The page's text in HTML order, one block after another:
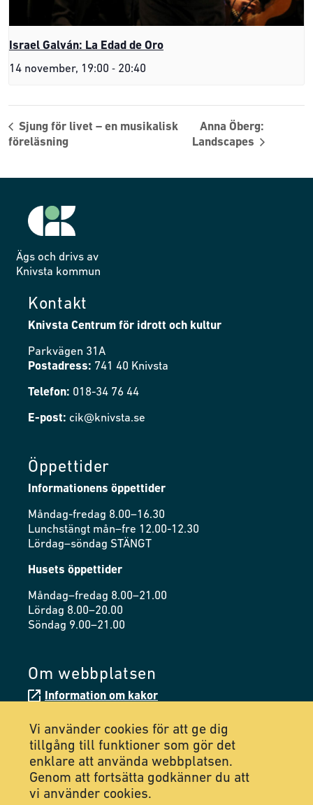
Israel Galván: La Edad de Oro
14 november, 19:00 - 20:40
Sjung för livet – en musikalisk
föreläsning
Anna Öberg:
Landscapes
Ägs och drivs av
Knivsta kommun
Kontakt
Knivsta Centrum för idrott och kultur
Parkvägen 31A
Postadress: 741 40 Knivsta
Telefon: 018-34 76 44
E-post: cik@knivsta.se
Öppettider
Informationens öppettider
Måndag-fredag 8.00–16.30
Lunchstängt mån–fre 12.00-12.30
Lördag–söndag STÄNGT
Husets öppettider
Måndag–fredag 8.00–21.00
Lördag 8.00–20.00
Söndag 9.00–21.00
Om webbplatsen
Information om kakor
Tillgänglighetsredogörelse
Följ oss på Facebook
Följ oss på Instagram
Vi använder cookies för att ge dig
tillgång till funktioner som gör det
enklare att använda webbplatsen.
Genom att fortsätta godkänner du att
vi använder cookies.